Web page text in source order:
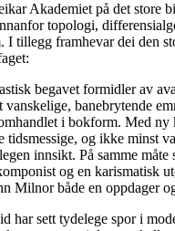
Akademiet på det store
topologi,
I tillegg framhevar dei den
begavet formidler av
vanskelige, banebrytende
i bokform. Med ny
tidsmessige, og ikke minst
innsikt. På samme måte
og en karismatisk
Milnor både en oppdager
har sett tydelege spor i